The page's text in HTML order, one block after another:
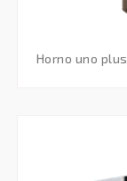
horno uno plus